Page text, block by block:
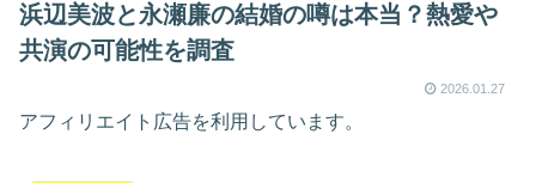
浜辺美波と永瀬廉の結婚の噂は本当？熱愛や
共演の可能性を調査
2026.01.27
アフィリエイト広告を利用しています。